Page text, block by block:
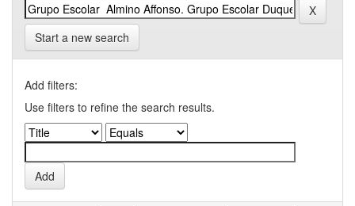
Start a new search
Add filters:
Use filters to refine the search results.